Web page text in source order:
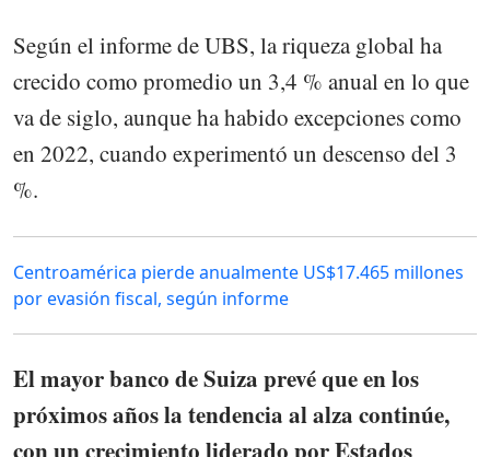
Según el informe de UBS, la riqueza global ha
crecido como promedio un 3,4 % anual en lo que
va de siglo, aunque ha habido excepciones como
en 2022, cuando experimentó un descenso del 3
%.
Centroamérica pierde anualmente US$17.465 millones
por evasión fiscal, según informe
El mayor banco de Suiza prevé que en los
próximos años la tendencia al alza continúe,
con un crecimiento liderado por Estados